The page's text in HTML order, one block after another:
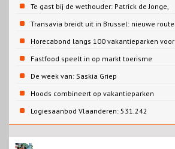
Te gast bij de wethouder: Patrick de Jonge,
Gemeente Emmen
Transavia breidt uit in Brussel: nieuwe route
naar Porto
Horecabond langs 100 vakantieparken voor
Cao-recreatie
Fastfood speelt in op markt toerisme
De week van: Saskia Griep
Hoods combineert op vakantieparken
recreatie en wonen
Logiesaanbod Vlaanderen: 531.242
slaapplaatsen